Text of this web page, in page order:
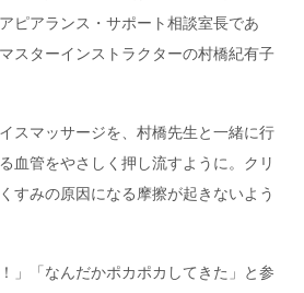
ピアランス・サポート相談室長であ
スターインストラクターの村橋紀有子
スマッサージを、村橋先生と一緒に行
血管をやさしく押し流すように。クリ
すみの原因になる摩擦が起きないよう
」「なんだかポカポカしてきた」と参